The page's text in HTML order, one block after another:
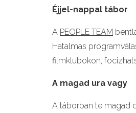
Éjjel-nappal tábor
A PEOPLE TEAM
Hatalmas
filmklubokon,
A magad ura vagy
A táborban te magad